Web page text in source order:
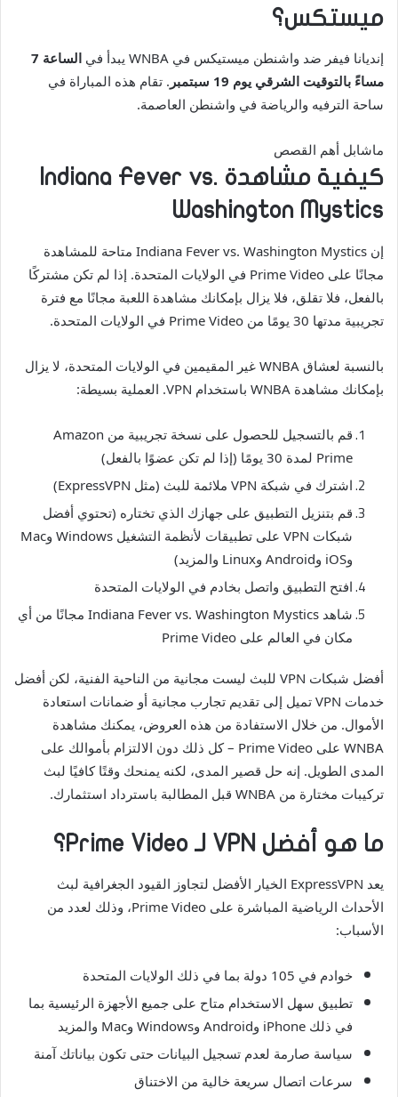
ميستكس؟
إنديانا فيفر ضد واشنطن ميستيكس في WNBA يبدأ في
الساعة 7
مساءً بالتوقيت الشرقي يوم 19 سبتمبر
. تقام هذه المباراة في
ساحة الترفيه والرياضة في واشنطن العاصمة.
ماشابل أهم القصص
كيفية مشاهدة Indiana Fever vs.
Washington Mystics
إن Indiana Fever vs. Washington Mystics متاحة للمشاهدة
مجانًا على Prime Video في الولايات المتحدة. إذا لم تكن مشتركًا
بالفعل، فلا تقلق، فلا يزال بإمكانك مشاهدة اللعبة مجانًا مع فترة
تجريبية مدتها 30 يومًا من Prime Video في الولايات المتحدة.
بالنسبة لعشاق WNBA غير المقيمين في الولايات المتحدة، لا يزال
بإمكانك مشاهدة WNBA باستخدام VPN. العملية بسيطة:
قم بالتسجيل للحصول على نسخة تجريبية من Amazon
Prime لمدة 30 يومًا (إذا لم تكن عضوًا بالفعل)
اشترك في شبكة VPN ملائمة للبث (مثل ExpressVPN)
قم بتنزيل التطبيق على جهازك الذي تختاره (تحتوي أفضل
شبكات VPN على تطبيقات لأنظمة التشغيل Windows وMac
وiOS وAndroid وLinux والمزيد)
افتح التطبيق واتصل بخادم في الولايات المتحدة
شاهد Indiana Fever vs. Washington Mystics مجانًا من أي
مكان في العالم على Prime Video
أفضل شبكات VPN للبث ليست مجانية من الناحية الفنية، لكن أفضل
خدمات VPN تميل إلى تقديم تجارب مجانية أو ضمانات استعادة
الأموال. من خلال الاستفادة من هذه العروض، يمكنك مشاهدة
WNBA على Prime Video – كل ذلك دون الالتزام بأموالك على
المدى الطويل. إنه حل قصير المدى، لكنه يمنحك وقتًا كافيًا لبث
تركيبات مختارة من WNBA قبل المطالبة باسترداد استثمارك.
ما هو أفضل VPN لـ Prime Video؟
يعد ExpressVPN الخيار الأفضل لتجاوز القيود الجغرافية لبث
الأحداث الرياضية المباشرة على Prime Video، وذلك لعدد من
الأسباب:
خوادم في 105 دولة بما في ذلك الولايات المتحدة
تطبيق سهل الاستخدام متاح على جميع الأجهزة الرئيسية بما
في ذلك iPhone وAndroid وWindows وMac والمزيد
سياسة صارمة لعدم تسجيل البيانات حتى تكون بياناتك آمنة
سرعات اتصال سريعة خالية من الاختناق